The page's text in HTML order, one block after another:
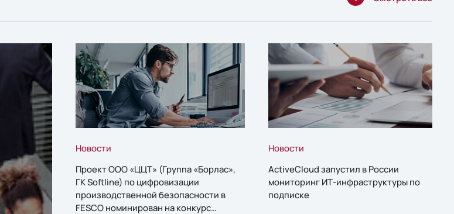
Новости
Проект ООО «ЦЦТ» (Группа «Борлас»,
ГК Softline) по цифровизации
производственной безопасности в
FESCO номинирован на конкурс
Новости
ActiveCloud запустил в России
мониторинг ИТ-инфраструктуры по
подписке